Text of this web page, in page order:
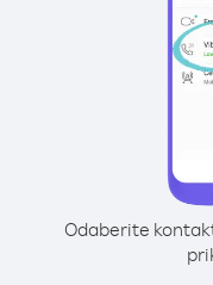
Odaberite